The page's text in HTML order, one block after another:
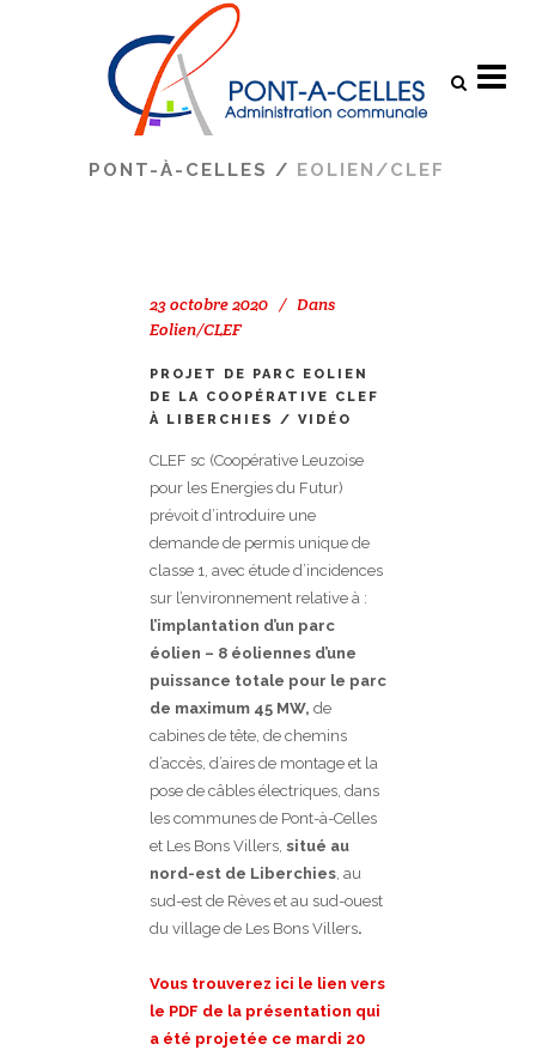
PONT-À-CELLES / EOLIEN/CLEF
23 octobre 2020
Dans
Eolien/CLEF
PROJET DE PARC EOLIEN
DE LA COOPÉRATIVE CLEF
À LIBERCHIES / VIDÉO
CLEF sc (Coopérative Leuzoise
pour les Energies du Futur)
prévoit d’introduire une
demande de permis unique de
classe 1, avec étude d’incidences
sur l’environnement relative à :
l’implantation d’un parc
éolien – 8 éoliennes d’une
puissance totale pour le parc
de maximum 45 MW, de
cabines de tête, de chemins
d’accès, d’aires de montage et la
pose de câbles électriques, dans
les communes de Pont-à-Celles
et Les Bons Villers, situé au
nord-est de Liberchies, au
sud-est de Rèves et au sud-ouest
du village de Les Bons Villers.
Vous trouverez ici le lien vers
le PDF de la présentation qui
a été projetée ce mardi 20